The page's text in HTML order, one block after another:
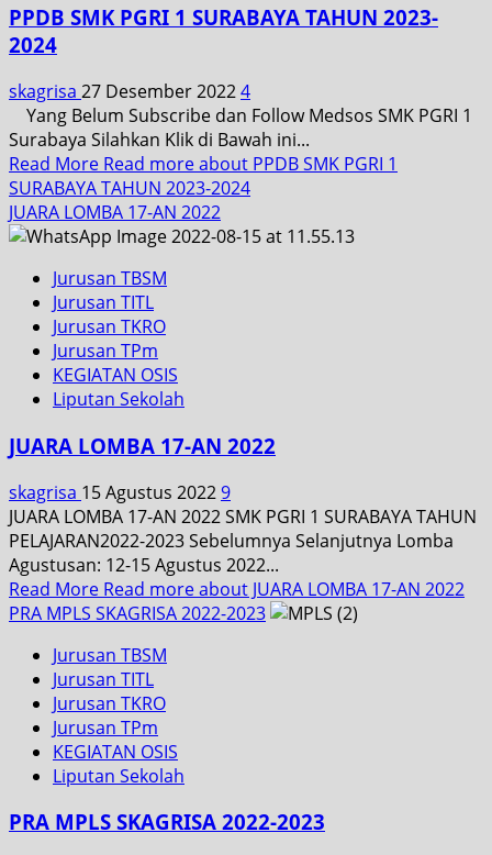
PPDB SMK PGRI 1 SURABAYA TAHUN 2023-
2024
skagrisa 27 Desember 20224
Yang Belum Subscribe dan Follow Medsos SMK PGRI 1
Surabaya Silahkan Klik di Bawah ini...
Read More Read more about PPDB SMK PGRI 1
SURABAYA TAHUN 2023-2024
JUARA LOMBA 17-AN 2022
Jurusan TBSM
Jurusan TITL
Jurusan TKRO
Jurusan TPm
KEGIATAN OSIS
Liputan Sekolah
JUARA LOMBA 17-AN 2022
skagrisa 15 Agustus 20229
JUARA LOMBA 17-AN 2022 SMK PGRI 1 SURABAYA TAHUN
PELAJARAN2022-2023 Sebelumnya Selanjutnya Lomba
Agustusan: 12-15 Agustus 2022...
Read More Read more about JUARA LOMBA 17-AN 2022
PRA MPLS SKAGRISA 2022-2023
Jurusan TBSM
Jurusan TITL
Jurusan TKRO
Jurusan TPm
KEGIATAN OSIS
Liputan Sekolah
PRA MPLS SKAGRISA 2022-2023